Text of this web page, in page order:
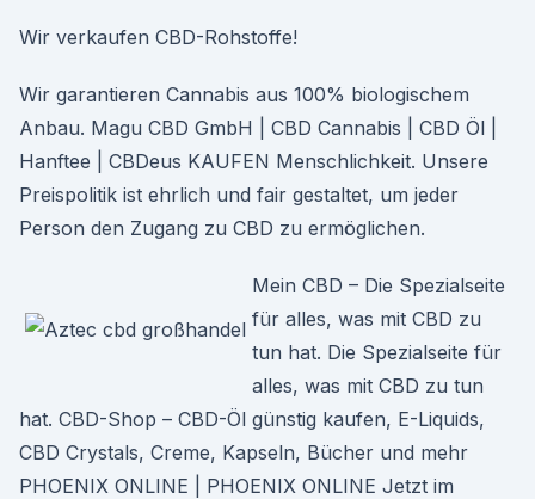
Wir verkaufen CBD-Rohstoffe!
Wir garantieren Cannabis aus 100% biologischem
Anbau. Magu CBD GmbH | CBD Cannabis | CBD Öl |
Hanftee | CBDeus KAUFEN Menschlichkeit. Unsere
Preispolitik ist ehrlich und fair gestaltet, um jeder
Person den Zugang zu CBD zu ermöglichen.
Mein CBD – Die Spezialseite
für alles, was mit CBD zu
tun hat. Die Spezialseite für
alles, was mit CBD zu tun
hat. CBD-Shop – CBD-Öl günstig kaufen, E-Liquids,
CBD Crystals, Creme, Kapseln, Bücher und mehr
PHOENIX ONLINE | PHOENIX ONLINE Jetzt im